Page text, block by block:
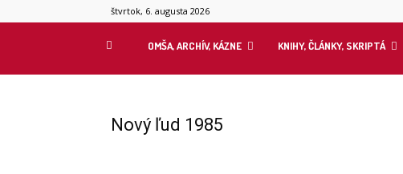
štvrtok, 6. augusta 2026
OMŠA, ARCHÍV, KÁZNE KNIHY, ČLÁNKY, SKRIPTÁ
Nový ľud 1985